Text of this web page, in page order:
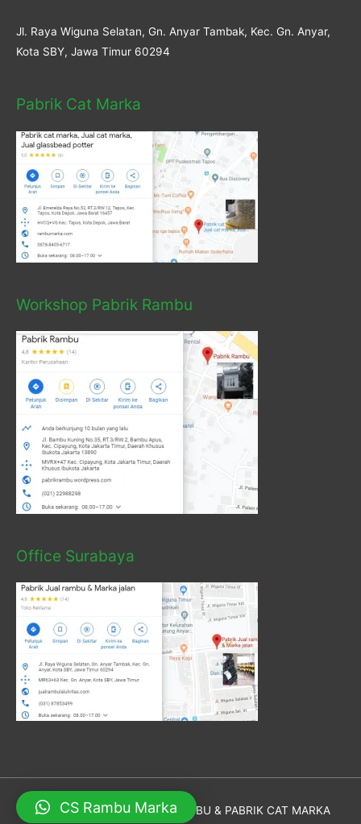
Jl. Raya Wiguna Selatan, Gn. Anyar Tambak, Kec. Gn. Anyar,
Kota SBY, Jawa Timur 60294
Pabrik Cat Marka
Workshop Pabrik Rambu
Office Surabaya
Hak Cipta © 2026PABRIK RAMBU & PABRIK CAT MARKA
CS Rambu Marka